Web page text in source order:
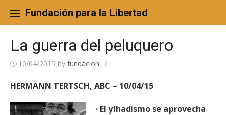
content
Fundación para la Libertad
La guerra del peluquero
10/04/2015 by fundacion /
HERMANN TERTSCH, ABC – 10/04/15
· El yihadismo se aprovecha